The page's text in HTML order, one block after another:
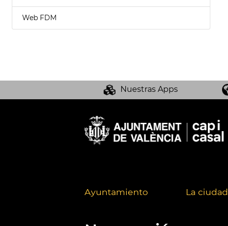
Web FDM
Nuestras Apps
Ayuntamiento La ciudad